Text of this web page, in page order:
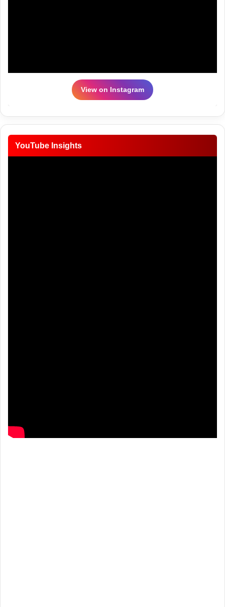
View on Instagram
YouTube Insights